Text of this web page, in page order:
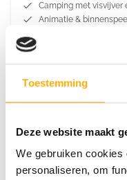
Toestemming
Deze website maakt
We gebruiken
personaliseren, om
Camping met visvijver
Animatie &